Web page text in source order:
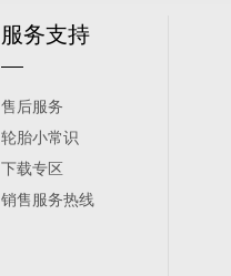
服务支持
售后服务
轮胎小常识
下载专区
销售服务热线